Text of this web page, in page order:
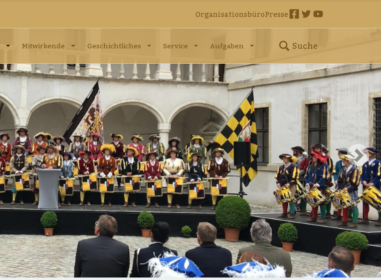
OrganisationsbüroPresse
Mitwirkende Geschichtliches Service Aufgaben Suche